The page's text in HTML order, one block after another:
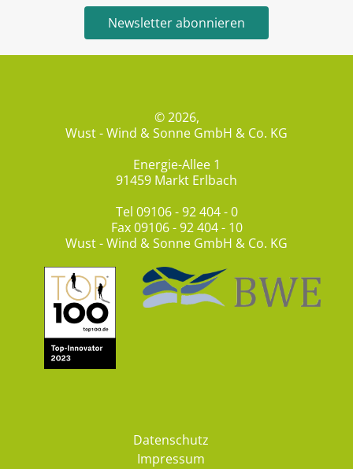
Newsletter abonnieren
© 2026,
Wust - Wind & Sonne GmbH & Co. KG
Energie-Allee 1
91459 Markt Erlbach
Tel 09106 - 92 404 - 0
Fax 09106 - 92 404 - 10
Wust - Wind & Sonne GmbH & Co. KG
Datenschutz
Impressum